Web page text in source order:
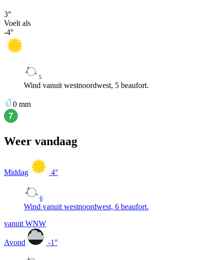
3°
Voelt als
-4°
5
Wind vanuit westnoordwest, 5 beaufort.
0 mm
Weer vandaag
Middag 4°
6
Wind vanuit westnoordwest, 6 beaufort.
vanuit WNW
Avond -1°